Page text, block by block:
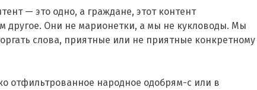
— это одно, а граждане, этот контент
Они не марионетки, а мы не кукловоды. Мы
слова, приятные или не приятные конкретному
отфильтрованное народное одобрям-с или в